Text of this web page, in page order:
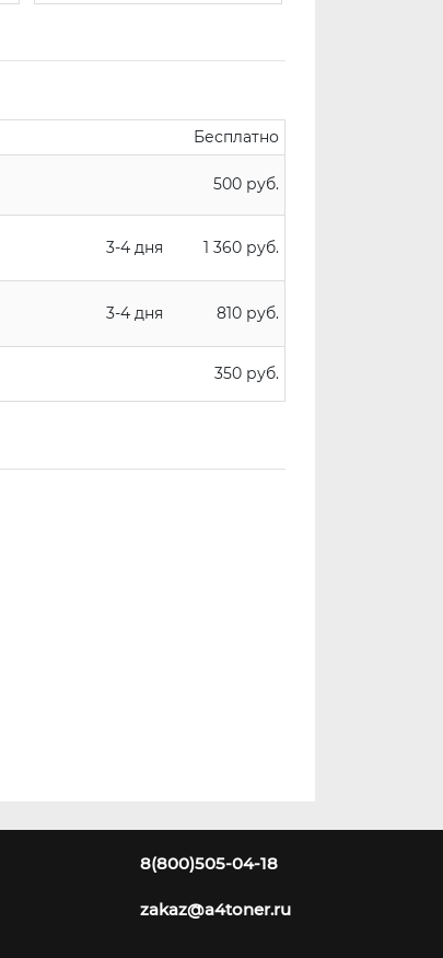
Бесплатно
500 руб.
3-4 дня 1 360 руб.
3-4 дня 810 руб.
350 руб.
8(800)505-04-18
zakaz@a4toner.ru